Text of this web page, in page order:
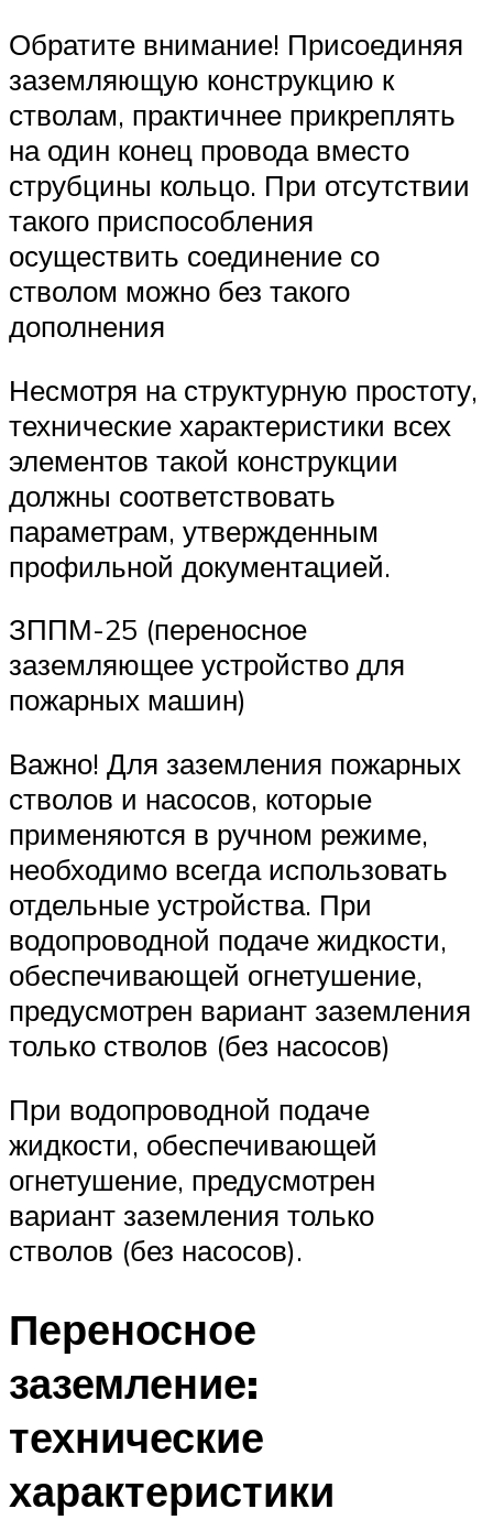
Обратите внимание! Присоединяя
заземляющую конструкцию к
стволам, практичнее прикреплять
на один конец провода вместо
струбцины кольцо. При отсутствии
такого приспособления
осуществить соединение со
стволом можно без такого
дополнения
Несмотря на структурную простоту,
технические характеристики всех
элементов такой конструкции
должны соответствовать
параметрам, утвержденным
профильной документацией.
ЗППМ-25 (переносное
заземляющее устройство для
пожарных машин)
Важно! Для заземления пожарных
стволов и насосов, которые
применяются в ручном режиме,
необходимо всегда использовать
отдельные устройства. При
водопроводной подаче жидкости,
обеспечивающей огнетушение,
предусмотрен вариант заземления
только стволов (без насосов)
При водопроводной подаче
жидкости, обеспечивающей
огнетушение, предусмотрен
вариант заземления только
стволов (без насосов).
Переносное
заземление:
технические
характеристики